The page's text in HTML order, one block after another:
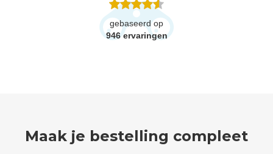
gebaseerd op
946 ervaringen
Maak je bestelling compleet